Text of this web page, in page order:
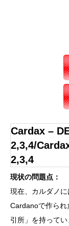
Cardax –
2,3,4/
2,3,4
現状の問題点：
現在、カルダノに
Cardanoで作られ
引所」を持ってい